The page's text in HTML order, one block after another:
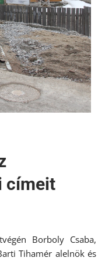
címeit
Borboly Csaba,
Tihamér alelnök és